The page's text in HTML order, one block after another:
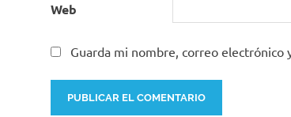
Web
Guarda mi nombre, correo electrónico